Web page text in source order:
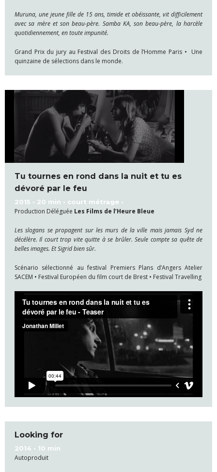
Muruna, une jeune fille de 15 ans, timide et obéissante, vit difficilement
avec sa mère et son beau-père. Samba KA, son beau-père, la harcèle
quotidiennement, en toute impunité.
Grand Prix du jury au Festival des Droits de l’Homme Paris • Une
quinzaine de sélections dans le monde.
Tu tournes en rond dans la nuit et tu es
dévoré par le feu
2015 • 20 min • court métrage •
Production Déléguée Les Films de l’Heure Bleue
Les slogans se propagent sur les murs de la ville mais jamais Syd ne
décélère. Il court trop vite quitte à se brûler. Seule compte sa quête de
belles images. Et Sigrid bien sûr.
Scénario sélectionné au festival Premiers Plans d’Angers Atelier
SACEM • Festival Européen du film court de Brest • Festival Travelling
Looking for
2014 • 10 min
Autoproduit